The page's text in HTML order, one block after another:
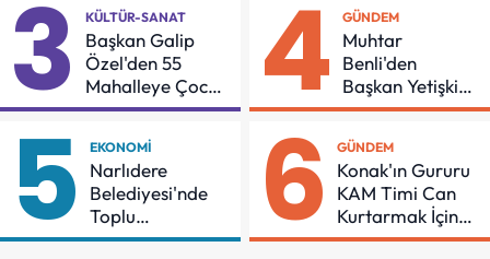
3 KÜLTÜR-SANAT
Başkan Galip
Özel'den 55
Mahalleye Çocuk
Şenliği
4 GÜNDEM
Muhtar
Benli'den
Başkan Yetişkin'e
Teşekkür
5 EKONOMI
Narlıdere
Belediyesi'nde
Toplu
Sözleşmeye
6 GÜNDEM
Konak'ın Gururu
KAM Timi Can
Kurtarmak İçin
Demir Aldı